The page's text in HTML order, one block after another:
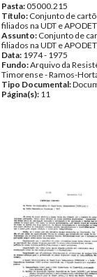
Pasta:05000.215
Título: Conjunto de
filiados na UDT e
Assunto: Conjunto de
filiados na UDT e
Data: 1974 - 1975
Fundo:Arquivo da
Timorense - Ramos-
Tipo Documental:
Página(s): 11